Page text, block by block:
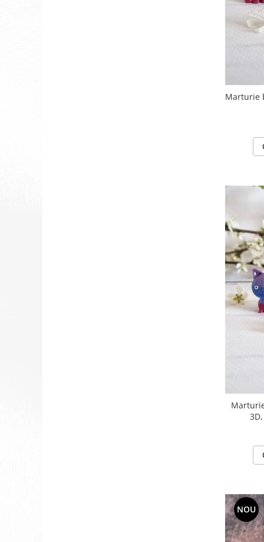
Marturie
NOU